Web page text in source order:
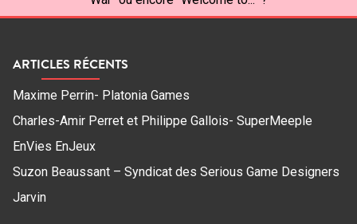
ARTICLES RÉCENTS
Maxime Perrin- Platonia Games
Charles-Amir Perret et Philippe Gallois- SuperMeeple
EnVies EnJeux
Suzon Beaussant – Syndicat des Serious Game Designers
Jarvin